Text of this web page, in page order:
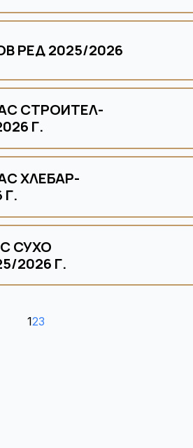
РЕД 2025/2026
СТРОИТЕЛ-
Г.
ХЛЕБАР-
Г.
СУХО
2026 Г.
123